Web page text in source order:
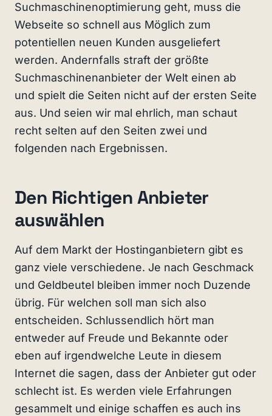
Suchmaschinenoptimierung geht, muss die
Webseite so schnell aus Möglich zum
potentiellen neuen Kunden ausgeliefert
werden. Andernfalls straft der größte
Suchmaschinenanbieter der Welt einen ab
und spielt die Seiten nicht auf der ersten Seite
aus. Und seien wir mal ehrlich, man schaut
recht selten auf den Seiten zwei und
folgenden nach Ergebnissen.
Den Richtigen Anbieter
auswählen
Auf dem Markt der Hostinganbietern gibt es
ganz viele verschiedene. Je nach Geschmack
und Geldbeutel bleiben immer noch Duzende
übrig. Für welchen soll man sich also
entscheiden. Schlussendlich hört man
entweder auf Freude und Bekannte oder
eben auf irgendwelche Leute in diesem
Internet die sagen, dass der Anbieter gut oder
schlecht ist. Es werden viele Erfahrungen
gesammelt und einige schaffen es auch ins